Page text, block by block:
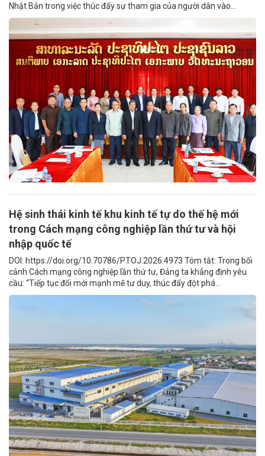
Nhật Bản trong việc thúc đẩy sự tham gia của người dân vào...
Hệ sinh thái kinh tế khu kinh tế tự do thế hệ mới
trong Cách mạng công nghiệp lần thứ tư và hội
nhập quốc tế
DOI: https://doi.org/10.70786/PTOJ.2026.4973 Tóm tắt: Trong bối
cảnh Cách mạng công nghiệp lần thứ tư, Đảng ta khẳng định yêu
cầu: “Tiếp tục đổi mới mạnh mẽ tư duy, thúc đẩy đột phá...